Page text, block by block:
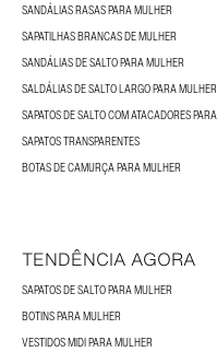
SANDÁLIAS RASAS PARA MULHER
SAPATILHAS BRANCAS DE MULHER
SANDÁLIAS DE SALTO PARA MULHER
SALDÁLIAS DE SALTO LARGO PARA MULHER
SAPATOS TRANSPARENTES
BOTAS DE CAMURÇA PARA MULHER
TENDÊNCIA AGORA
SAPATOS DE SALTO PARA MULHER
BOTINS PARA MULHER
VESTIDOS MIDI PARA MULHER